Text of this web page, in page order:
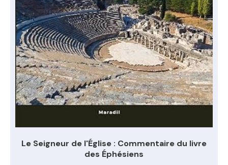
Le Seigneur de l'Église : Commentaire du livre
des Éphésiens